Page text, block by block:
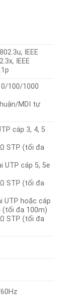
IEEE
IEEE
100/1000
MDI tự
cáp 3, 4, 5
STP (tối đa
UTP cáp 5, 5e
STP (tối đa
UTP hoặc cáp
(tối đa 100m)
STP (tối đa